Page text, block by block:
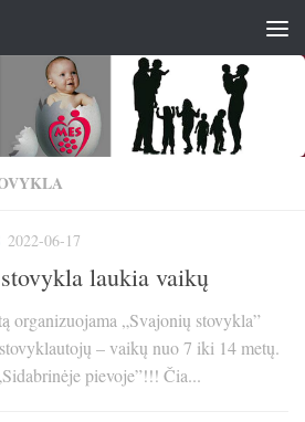
2022-06-17
laukia vaikų
organizuojama „Svajonių stovykla”
– vaikų nuo 7 iki 14 metų.
pievoje”!!! Čia...